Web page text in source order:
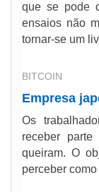
que se pode
ensaios não
tornar-se um
BITCOIN
Empresa
Os
receber
queiram. O
perceber